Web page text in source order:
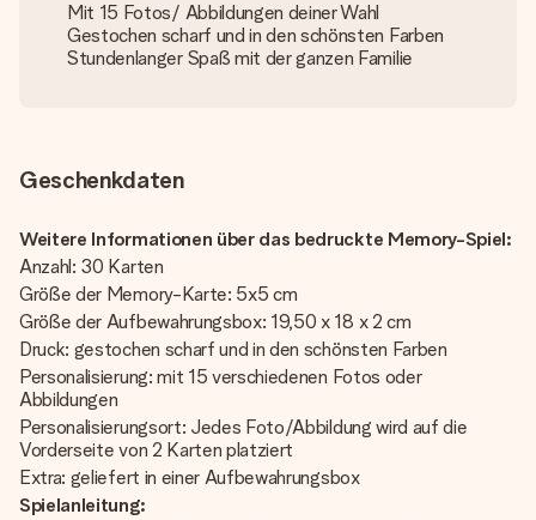
Mit 15 Fotos/ Abbildungen deiner Wahl
Gestochen scharf und in den schönsten Farben
Stundenlanger Spaß mit der ganzen Familie
Geschenkdaten
Weitere Informationen über das bedruckte Memory-Spiel:
Anzahl: 30 Karten
Größe der Memory-Karte: 5x5 cm
Größe der Aufbewahrungsbox: 19,50 x 18 x 2 cm
Druck: gestochen scharf und in den schönsten Farben
Personalisierung: mit 15 verschiedenen Fotos oder
Abbildungen
Personalisierungsort: Jedes Foto/Abbildung wird auf die
Vorderseite von 2 Karten platziert
Extra: geliefert in einer Aufbewahrungsbox
Spielanleitung: